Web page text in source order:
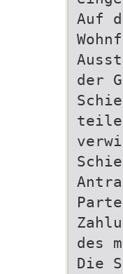
Auf
der
des
Die